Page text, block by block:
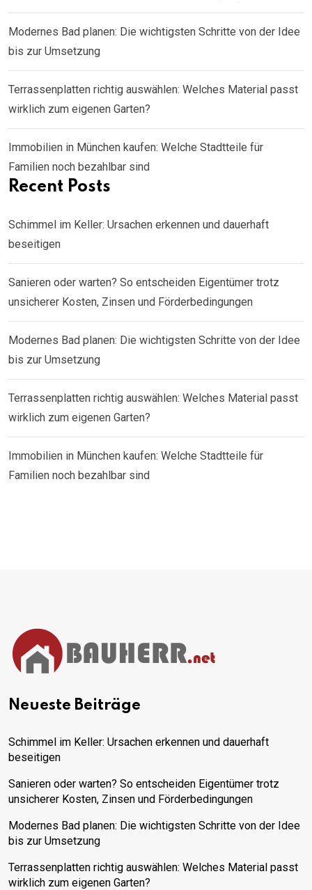
Modernes Bad planen: Die wichtigsten Schritte von der Idee
bis zur Umsetzung
Terrassenplatten richtig auswählen: Welches Material passt
wirklich zum eigenen Garten?
Immobilien in München kaufen: Welche Stadtteile für
Familien noch bezahlbar sind
Recent Posts
Schimmel im Keller: Ursachen erkennen und dauerhaft
beseitigen
Sanieren oder warten? So entscheiden Eigentümer trotz
unsicherer Kosten, Zinsen und Förderbedingungen
Modernes Bad planen: Die wichtigsten Schritte von der Idee
bis zur Umsetzung
Terrassenplatten richtig auswählen: Welches Material passt
wirklich zum eigenen Garten?
Immobilien in München kaufen: Welche Stadtteile für
Familien noch bezahlbar sind
Neueste Beiträge
Schimmel im Keller: Ursachen erkennen und dauerhaft
beseitigen
Sanieren oder warten? So entscheiden Eigentümer trotz
unsicherer Kosten, Zinsen und Förderbedingungen
Modernes Bad planen: Die wichtigsten Schritte von der Idee
bis zur Umsetzung
Terrassenplatten richtig auswählen: Welches Material passt
wirklich zum eigenen Garten?